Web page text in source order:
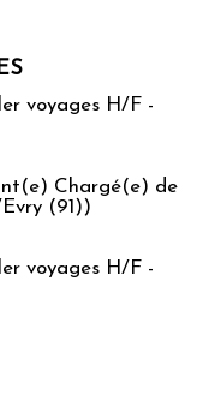
voyages H/F -
Chargé(e) de
(91))
voyages H/F -